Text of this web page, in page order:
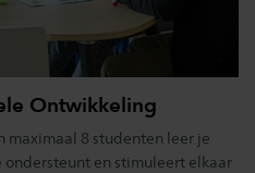
Ontwikkeling
maximaal 8 studenten leer je
ondersteunt en stimuleert elkaar